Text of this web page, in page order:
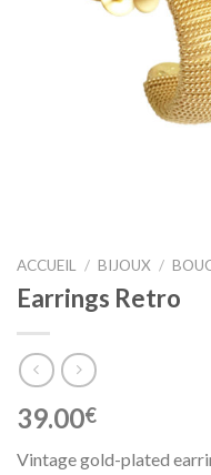
ACCUEIL / BIJOUX /
Earrings Retro
39.00€
Vintage gold-plated